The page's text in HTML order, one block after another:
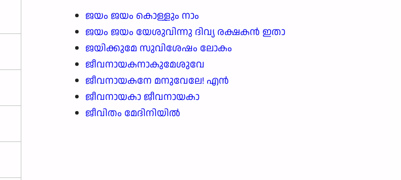
ജയം ജയം കൊള്ളും നാം
ജയം ജയം യേശുവിന്നു ദിവ്യ രക്ഷകൻ ഇതാ
ജയിക്കുമേ സുവിശേഷം ലോകം
ജീവനായകനാകുമേശുവേ
ജീവനായകനേ മനുവേലേ! എൻ
ജീവനായകാ ജീവനായകാ
ജീവിതം മേദിനിയിൽ